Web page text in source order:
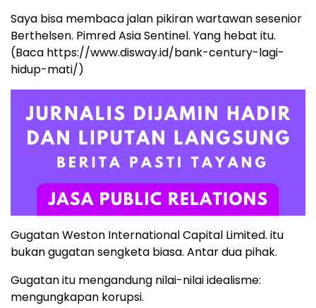
Saya bisa membaca jalan pikiran wartawan sesenior
Berthelsen. Pimred Asia Sentinel. Yang hebat itu.
(Baca https://www.disway.id/bank-century-lagi-
hidup-mati/)
Gugatan Weston International Capital Limited. itu
bukan gugatan sengketa biasa. Antar dua pihak.
Gugatan itu mengandung nilai-nilai idealisme:
mengungkapan korupsi.